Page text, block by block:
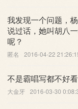
我发现一个问题，
说过话，她叫胡八
呢？
匿名 2016-04-22
不是霸唱写都不好
大金牙 2016-03-30